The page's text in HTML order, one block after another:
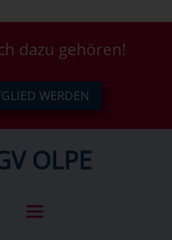
dazu gehören!
WERDEN
OLPE